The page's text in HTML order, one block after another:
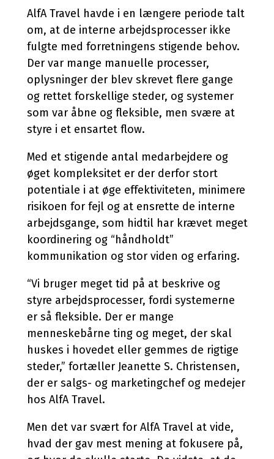
AlfA Travel havde i en længere periode talt
om, at de interne arbejdsprocesser ikke
fulgte med forretningens stigende behov.
Der var mange manuelle processer,
oplysninger der blev skrevet flere gange
og rettet forskellige steder, og systemer
som var åbne og fleksible, men svære at
styre i et ensartet flow.
Med et stigende antal medarbejdere og
øget kompleksitet er der derfor stort
potentiale i at øge effektiviteten, minimere
risikoen for fejl og at ensrette de interne
arbejdsgange, som hidtil har krævet meget
koordinering og “håndholdt”
kommunikation og stor viden og erfaring.
“Vi bruger meget tid på at beskrive og
styre arbejdsprocesser, fordi systemerne
er så fleksible. Der er mange
menneskebårne ting og meget, der skal
huskes i hovedet eller gemmes de rigtige
steder,” fortæller Jeanette S. Christensen,
der er salgs- og marketingchef og medejer
hos AlfA Travel.
Men det var svært for AlfA Travel at vide,
hvad der gav mest mening at fokusere på,